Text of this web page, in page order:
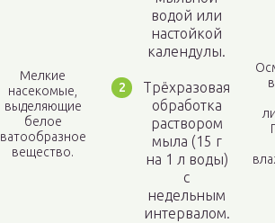
Мелкие
насекомые,
выделяющие
белое
ватообразное
вещество.
водой или
настойкой
календулы.
Трёхразовая
обработка
раствором
мыла (15 г
на 1 л воды)
с
недельным
интервалом.